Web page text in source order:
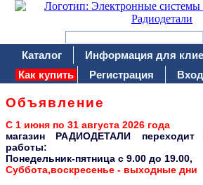
Каталог Информация для
Как купить
Регистрация Вход
Объявление
С 1 июня по 31 августа 2026 года
магазин РАДИОДЕТАЛИ
работы:
Понедельник-пятница c 9.00 до 19.00,
Суббота,воскресенье - выходные дни